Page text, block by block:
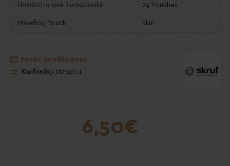
Ποσότητα ανά Συσκευασία 24 Pouches
Μέγεθος Pouch Slim
6,50€
Εκτός Αποθέματος
Κωδικός: skr-1601